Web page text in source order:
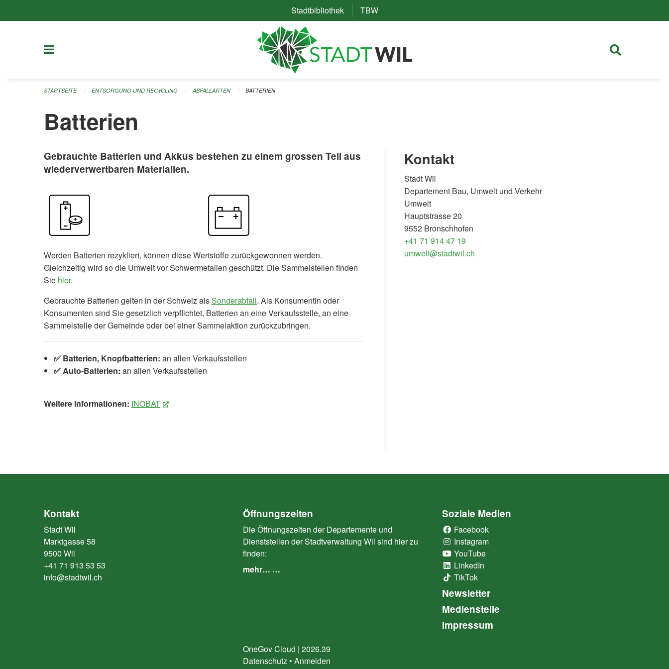
Stadtbibliothek(External Link)
TBW(External Link)
STARTSEITE ENTSORGUNG UND RECYCLING ABFALLARTEN BATTERIEN
Batterien
Gebrauchte Batterien und Akkus bestehen zu einem grossen Teil aus
wiederverwertbaren Materialien.
Werden Batterien rezykliert, können diese Wertstoffe zurückgewonnen werden.
Gleichzeitig wird so die Umwelt vor Schwermetallen geschützt. Die Sammelstellen finden
Sie hier.
Gebrauchte Batterien gelten in der Schweiz alsSonderabfall. Als Konsumentin oder
Konsumenten sind Sie gesetzlich verpflichtet, Batterien an eine Verkaufsstelle, an eine
Sammelstelle der Gemeinde oder bei einer Sammelaktion zurückzubringen.
✅ Batterien, Knopfbatterien: an allen Verkaufsstellen
✅ Auto-Batterien: an allen Verkaufsstellen
Weitere Informationen: INOBAT (External Link)
Kontakt
Stadt Wil
Departement Bau, Umwelt und Verkehr
Umwelt
Hauptstrasse 20
9552 Bronschhofen
+41 71 914 47 19
umwelt@stadtwil.ch
Kontakt
Stadt Wil
Marktgasse 58
9500 Wil
+41 71 913 53 53
info@stadtwil.ch
Öffnungszeiten
Die Öffnungszeiten der Departemente und
Dienststellen der Stadtverwaltung Wil sind hier zu
finden:
mehr… …
Soziale Medien
Facebook
Instagram
YouTube
LinkedIn
TikTok
Newsletter
Medienstelle
Impressum
OneGov Cloud (External Link)
| 2026.39
Datenschutz (External Link)
Anmelden